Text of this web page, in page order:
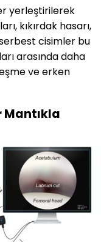
yerleştirilerek
kıkırdak hasarı,
serbest cisimler bu
arasında daha
ve erken
Mantıkla